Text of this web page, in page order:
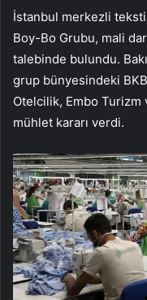
İstanbul merkezli
Boy-Bo Grubu, mali
talebinde bulundu.
grup bünyesindeki
Otelcilik, Embo Turizm
mühlet kararı verdi.